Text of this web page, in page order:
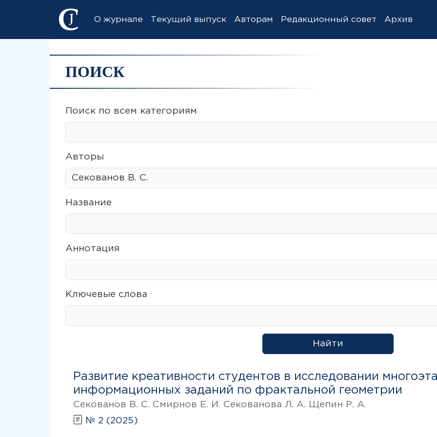
О журнале Текущий выпуск Авторам Редакционный совет Архив
ПОИСК
Поиск по всем категориям
Авторы
Название
Аннотация
Ключевые слова
Найти
Развитие креативности студентов в исследовании
информационных заданий по фрактальной геометрии
Секованов В. С. Смирнов Е. И. Секованова Л. А. Щепин Р. А.
№ 2 (2025)